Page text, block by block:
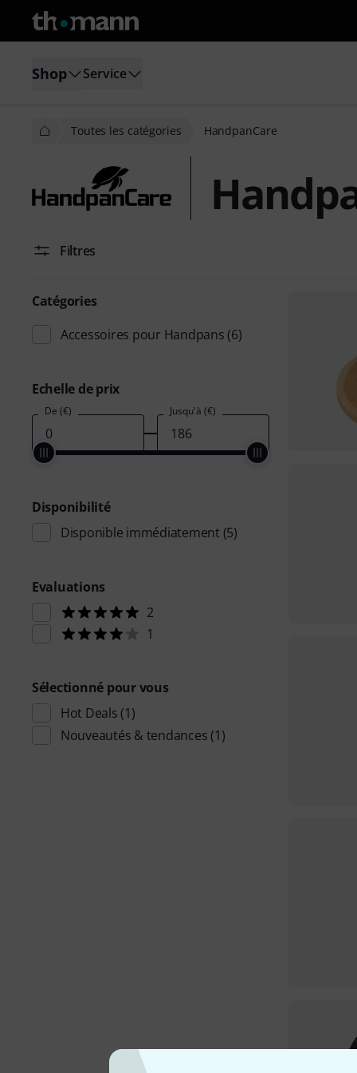
Shop Service
Toutes les catégories HandpanCare
Filtres
Catégories
Accessoires pour Handpans (6)
Echelle de prix
De (€) Jusqu'à (€)
Disponibilité
Disponible immédiatement (5)
Evaluations
2
1
Sélectionné pour vous
Hot Deals (1)
Nouveautés & tendances (1)